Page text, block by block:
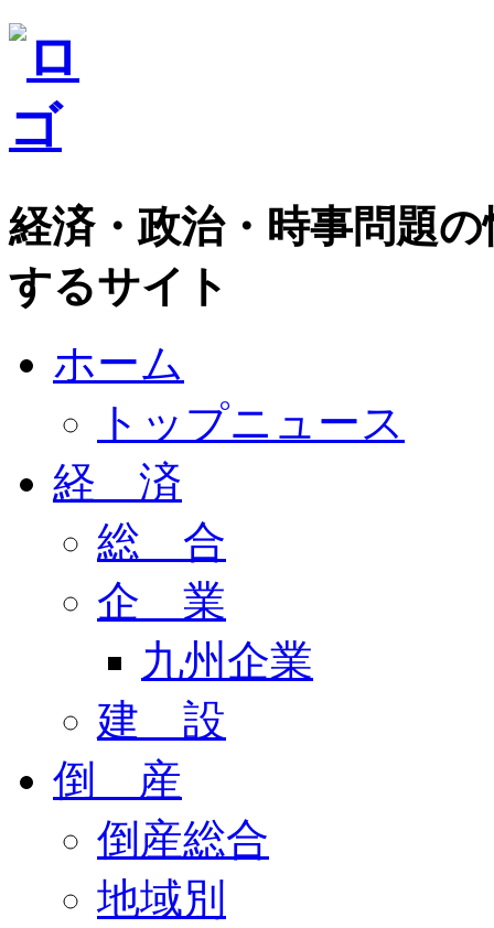
経済・政治・時事問題
するサイト
ホーム
トップニュース
経 済
総 合
企 業
九州企業
建 設
倒 産
倒産総合
地域別